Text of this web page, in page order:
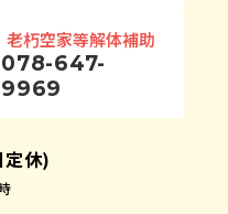
老朽空家等解体補助
078-647-
9969
休)